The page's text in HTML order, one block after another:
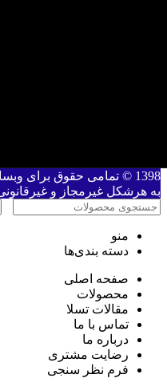
1398 © تمامی حقوق برای
به هرشکل غیرمجاز و
منو
دسته بندی‌ها
صفحه اصلی
محصولات
مقالات تسلا
تماس با ما
درباره ما
رضایت مشتری
فرم نظر سنجی